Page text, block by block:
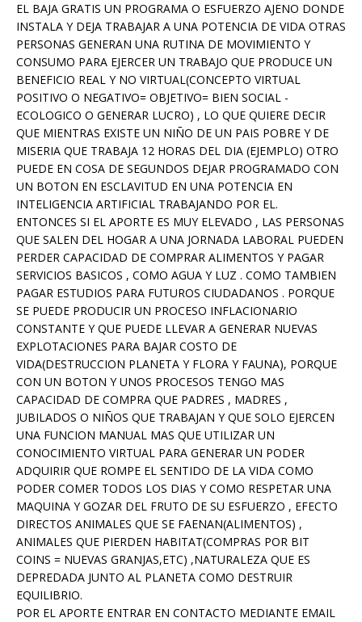
EL BAJA GRATIS UN PROGRAMA O ESFUERZO AJENO DONDE
INSTALA Y DEJA TRABAJAR A UNA POTENCIA DE VIDA OTRAS
PERSONAS GENERAN UNA RUTINA DE MOVIMIENTO Y
CONSUMO PARA EJERCER UN TRABAJO QUE PRODUCE UN
BENEFICIO REAL Y NO VIRTUAL(CONCEPTO VIRTUAL
POSITIVO O NEGATIVO= OBJETIVO= BIEN SOCIAL -
ECOLOGICO O GENERAR LUCRO) , LO QUE QUIERE DECIR
QUE MIENTRAS EXISTE UN NIÑO DE UN PAIS POBRE Y DE
MISERIA QUE TRABAJA 12 HORAS DEL DIA (EJEMPLO) OTRO
PUEDE EN COSA DE SEGUNDOS DEJAR PROGRAMADO CON
UN BOTON EN ESCLAVITUD EN UNA POTENCIA EN
INTELIGENCIA ARTIFICIAL TRABAJANDO POR EL.
ENTONCES SI EL APORTE ES MUY ELEVADO , LAS PERSONAS
QUE SALEN DEL HOGAR A UNA JORNADA LABORAL PUEDEN
PERDER CAPACIDAD DE COMPRAR ALIMENTOS Y PAGAR
SERVICIOS BASICOS , COMO AGUA Y LUZ . COMO TAMBIEN
PAGAR ESTUDIOS PARA FUTUROS CIUDADANOS . PORQUE
SE PUEDE PRODUCIR UN PROCESO INFLACIONARIO
CONSTANTE Y QUE PUEDE LLEVAR A GENERAR NUEVAS
EXPLOTACIONES PARA BAJAR COSTO DE
VIDA(DESTRUCCION PLANETA Y FLORA Y FAUNA), PORQUE
CON UN BOTON Y UNOS PROCESOS TENGO MAS
CAPACIDAD DE COMPRA QUE PADRES , MADRES ,
JUBILADOS O NIÑOS QUE TRABAJAN Y QUE SOLO EJERCEN
UNA FUNCION MANUAL MAS QUE UTILIZAR UN
CONOCIMIENTO VIRTUAL PARA GENERAR UN PODER
ADQUIRIR QUE ROMPE EL SENTIDO DE LA VIDA COMO
PODER COMER TODOS LOS DIAS Y COMO RESPETAR UNA
MAQUINA Y GOZAR DEL FRUTO DE SU ESFUERZO , EFECTO
DIRECTOS ANIMALES QUE SE FAENAN(ALIMENTOS) ,
ANIMALES QUE PIERDEN HABITAT(COMPRAS POR BIT
COINS = NUEVAS GRANJAS,ETC) ,NATURALEZA QUE ES
DEPREDADA JUNTO AL PLANETA COMO DESTRUIR
EQUILIBRIO.
POR EL APORTE ENTRAR EN CONTACTO MEDIANTE EMAIL